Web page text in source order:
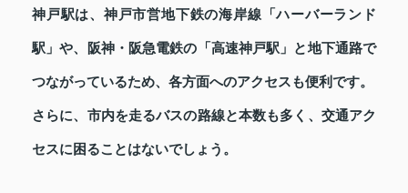
神戸駅は、神戸市営地下鉄の海岸線「ハーバーランド
駅」や、阪神・阪急電鉄の「高速神戸駅」と地下通路で
つながっているため、各方面へのアクセスも便利です。
さらに、市内を走るバスの路線と本数も多く、交通アク
セスに困ることはないでしょう。